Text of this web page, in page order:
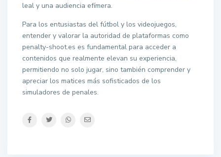
leal y una audiencia efímera.
Para los entusiastas del fútbol y los videojuegos,
entender y valorar la autoridad de plataformas como
penalty-shoot.es es fundamental para acceder a
contenidos que realmente elevan su experiencia,
permitiendo no solo jugar, sino también comprender y
apreciar los matices más sofisticados de los
simuladores de penales.